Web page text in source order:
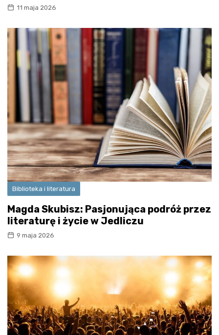
11 maja 2026
Biblioteka i literatura
Magda Skubisz: Pasjonująca podróż przez
literaturę i życie w Jedliczu
9 maja 2026